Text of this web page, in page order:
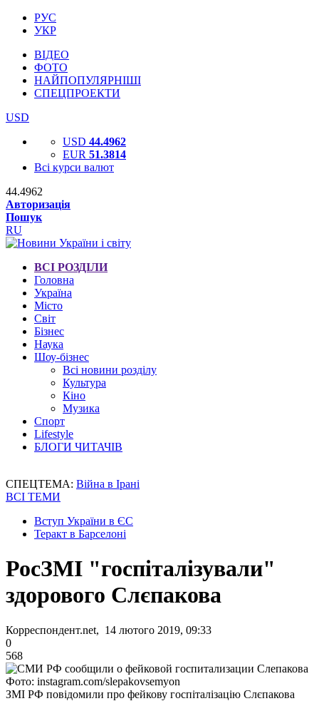
РУС
УКР
ВІДЕО
ФОТО
НАЙПОПУЛЯРНІШІ
СПЕЦПРОЕКТИ
USD
USD 44.4962
EUR 51.3814
Всі курси валют
44.4962
Авторизація
Пошук
RU
ВСІ РОЗДІЛИ
Головна
Україна
Місто
Світ
Бізнес
Наука
Шоу-бізнес
Всі новини розділу
Культура
Кіно
Музика
Спорт
Lifestyle
БЛОГИ ЧИТАЧІВ
СПЕЦТЕМА: Війна в Ірані
ВСІ ТЕМИ
Вступ України в ЄС
Теракт в Барселоні
РосЗМІ "госпіталізували"
здорового Слєпакова
Корреспондент.net, 14 лютого 2019, 09:33
0
568
Фото: instagram.com/slepakovsemyon
ЗМІ РФ повідомили про фейкову госпіталізацію Слєпакова